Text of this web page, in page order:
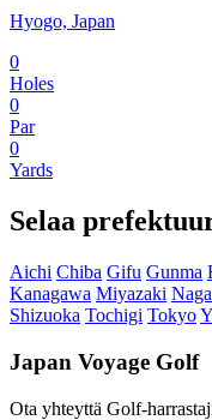
Hyogo, Japan
0
Holes
0
Par
0
Yards
Selaa
Aichi Chiba Gifu Gunma
Kanagawa Miyazaki
Shizuoka Tochigi Tokyo
Japan Voyage Golf
Ota yhteyttä Golf-